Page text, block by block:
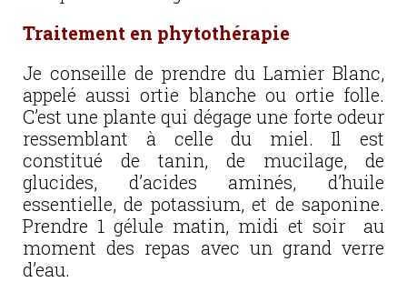
Traitement en phytothérapie
Je conseille de prendre du Lamier Blanc,
appelé aussi ortie blanche ou ortie folle.
C’est une plante qui dégage une forte odeur
ressemblant à celle du miel. Il est
constitué de tanin, de mucilage, de
glucides, d’acides aminés, d’huile
essentielle, de potassium, et de saponine.
Prendre 1 gélule matin, midi et soir au
moment des repas avec un grand verre
d’eau.